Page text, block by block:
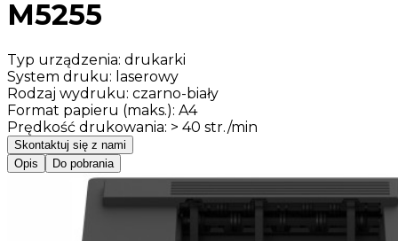
M5255
Typ urządzenia: drukarki
System druku: laserowy
Rodzaj wydruku: czarno-biały
Format papieru (maks.): A4
Prędkość drukowania: > 40 str./min
Skontaktuj się z nami
Opis
Do pobrania